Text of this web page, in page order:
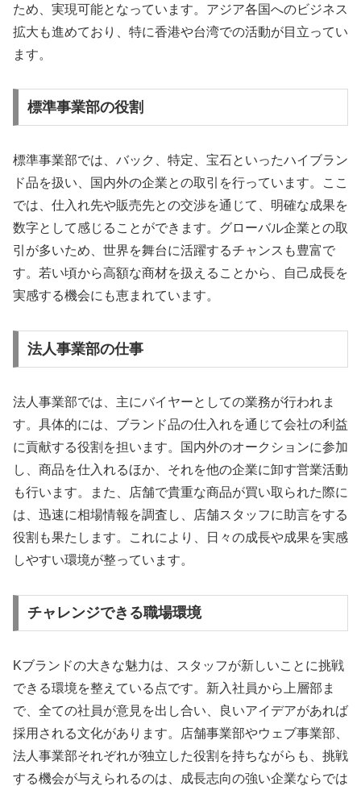
ため、実現可能となっています。アジア各国へのビジネス
拡大も進めており、特に香港や台湾での活動が目立ってい
ます。
標準事業部の役割
標準事業部では、バック、特定、宝石といったハイブラン
ド品を扱い、国内外の企業との取引を行っています。ここ
では、仕入れ先や販売先との交渉を通じて、明確な成果を
数字として感じることができます。グローバル企業との取
引が多いため、世界を舞台に活躍するチャンスも豊富で
す。若い頃から高額な商材を扱えることから、自己成長を
実感する機会にも恵まれています。
法人事業部の仕事
法人事業部では、主にバイヤーとしての業務が行われま
す。具体的には、ブランド品の仕入れを通じて会社の利益
に貢献する役割を担います。国内外のオークションに参加
し、商品を仕入れるほか、それを他の企業に卸す営業活動
も行います。また、店舗で貴重な商品が買い取られた際に
は、迅速に相場情報を調査し、店舗スタッフに助言をする
役割も果たします。これにより、日々の成長や成果を実感
しやすい環境が整っています。
チャレンジできる職場環境
Kブランドの大きな魅力は、スタッフが新しいことに挑戦
できる環境を整えている点です。新入社員から上層部ま
で、全ての社員が意見を出し合い、良いアイデアがあれば
採用される文化があります。店舗事業部やウェブ事業部、
法人事業部それぞれが独立した役割を持ちながらも、挑戦
する機会が与えられるのは、成長志向の強い企業ならでは